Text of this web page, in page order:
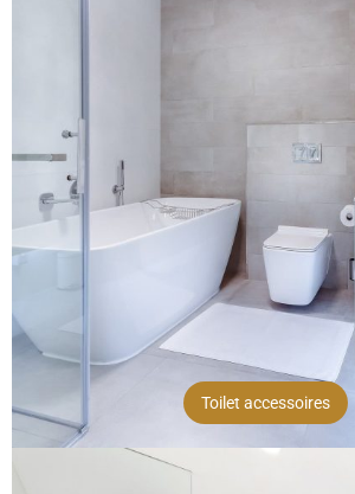
Toilet accessoires